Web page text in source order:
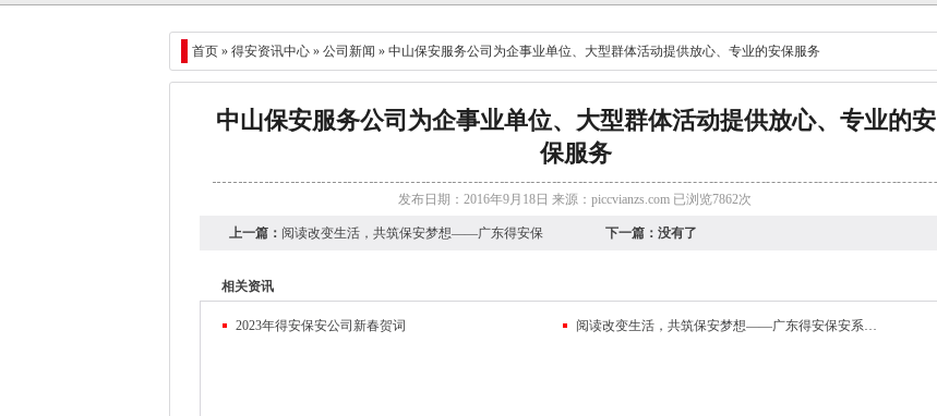
首页 » 得安资讯中心» 公司新闻 » 中山保安服务公司为企事业单位、大型群体活动提供放心、专业的安保服务
中山保安服务公司为企事业单位、大型群体活动提供放心、专业的安
保服务
发布日期：2016年9月18日 来源：piccvianzs.com 已浏览7862次
上一篇： 阅读改变生活，共筑保安梦想——广东得安保 下一篇：没有了
相关资讯
2023年得安保安公司新春贺词 阅读改变生活，共筑保安梦想——广东得安保安系统读书月